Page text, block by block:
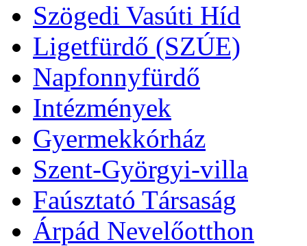
Szögedi Vasúti Híd
Ligetfürdő (SZÚE)
Napfonnyfürdő
Intézmények
Gyermekkórház
Szent-Györgyi-villa
Faúsztató Társaság
Árpád Nevelőotthon